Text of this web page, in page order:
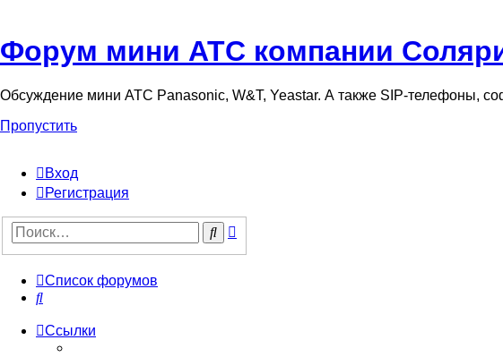
Форум мини АТС компании
Обсуждение мини АТС Panasonic, W&T, Yeastar. А также SIP-телефоны,
Пропустить
Вход
Регистрация
Поиск
Список форумов
Поиск
Ссылки